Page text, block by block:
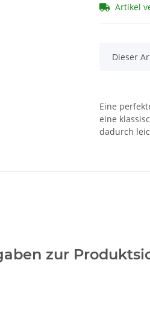
Artikel
x
Dieser
Eine
eine
dadurch
zur